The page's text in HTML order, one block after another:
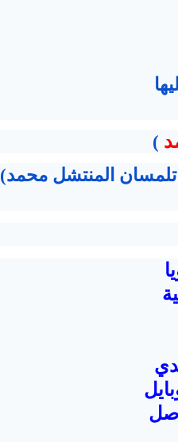
)
تلمسان المنتشل محمد)